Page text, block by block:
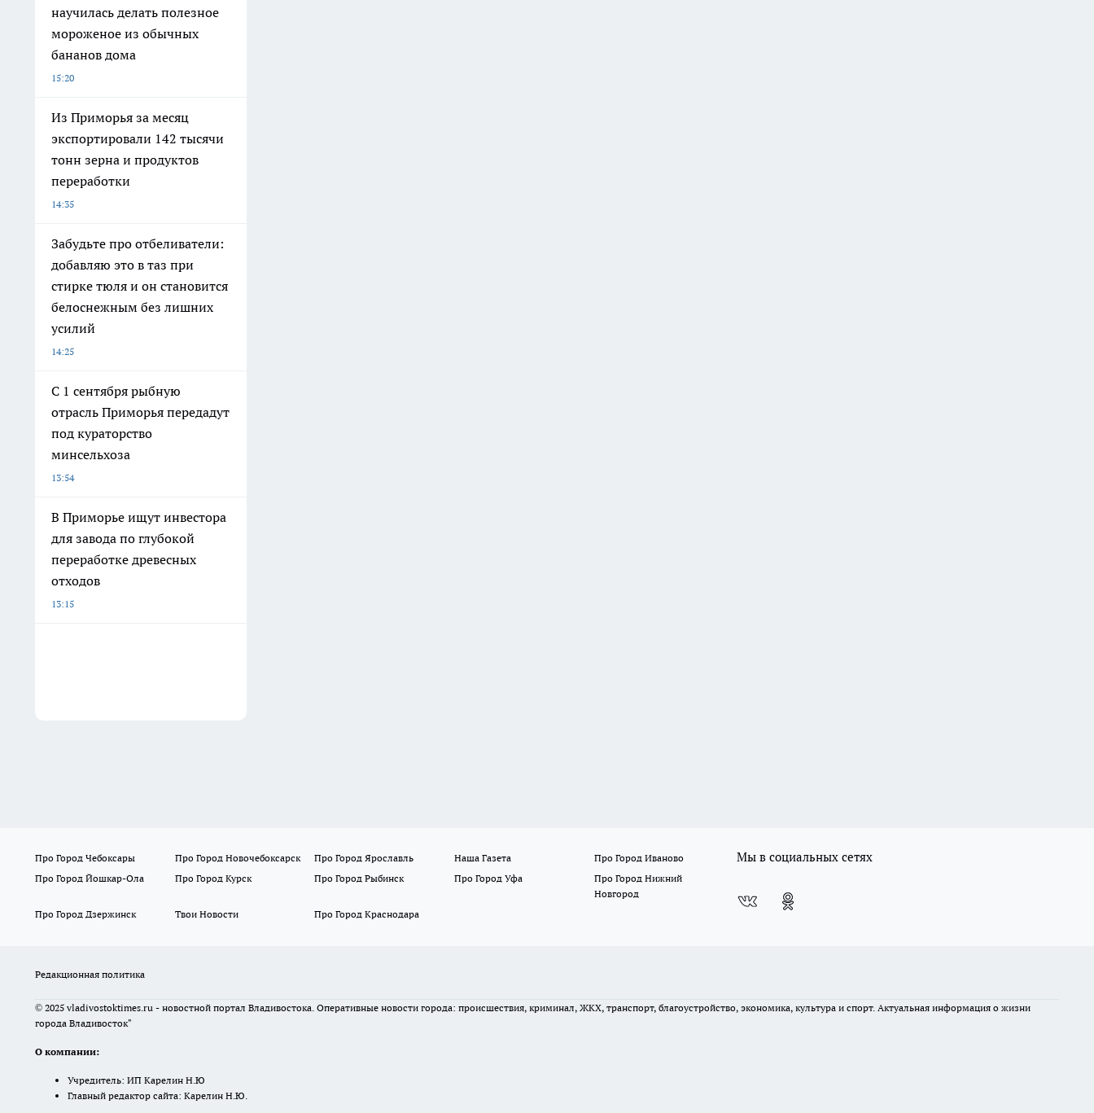
научилась делать полезное
мороженое из обычных
бананов дома
15:20
Из Приморья за месяц
экспортировали 142 тысячи
тонн зерна и продуктов
переработки
14:35
Забудьте про отбеливатели:
добавляю это в таз при
стирке тюля и он становится
белоснежным без лишних
усилий
14:25
С 1 сентября рыбную
отрасль Приморья передадут
под кураторство
минсельхоза
13:54
В Приморье ищут инвестора
для завода по глубокой
переработке древесных
отходов
13:15
Про Город Чебоксары Про Город Новочебоксарск Про Город Ярославль Наша Газета
Про Город Иваново
Про Город Йошкар-Ола
Про Город Курск Про Город Рыбинск Про Город Уфа
Про Город Нижний
Новгород
Про Город Дзержинск
Твои Новости Про Город Краснодара
Мы в социальных сетях
Редакционная политика
© 2025 vladivostoktimes.ru - новостной портал Владивостока. Оперативные новости города: происшествия, криминал, ЖКХ, транспорт, благоустройство, экономика, культура и спорт. Актуальная информация о жизни
города Владивосток"
О компании:
Учредитель: ИП Карелин Н.Ю
Главный редактор сайта: Карелин Н.Ю.